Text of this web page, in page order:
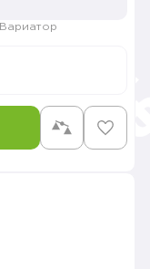
Вариатор